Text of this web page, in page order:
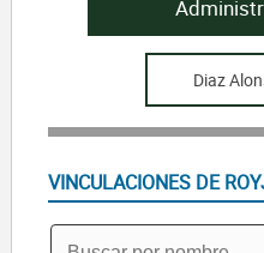
Diaz
VINCULACIONES DE